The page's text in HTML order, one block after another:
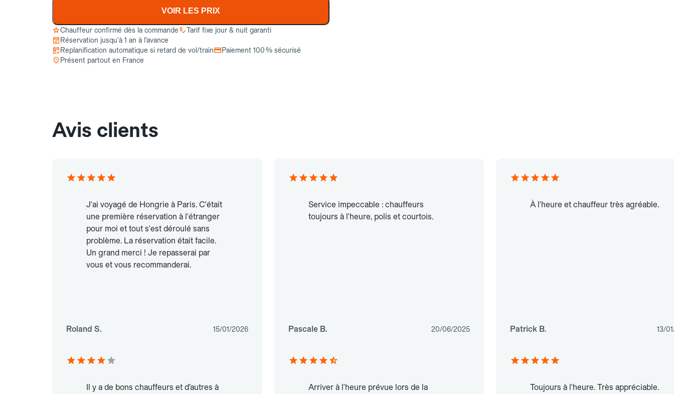
VOIR LES PRIX
Chauffeur confirmé dès la commande
Tarif fixe jour & nuit garanti
Réservation jusqu’à 1 an à l’avance
Replanification automatique si retard de vol/train
Paiement 100 % sécurisé
Présent partout en France
Avis clients
J'ai voyagé de Hongrie à Paris. C'était
une première réservation à l'étranger
pour moi et tout s'est déroulé sans
problème. La réservation était facile.
Un grand merci ! Je repasserai par
vous et vous recommanderai.
Roland S. 15/01/2026
Service impeccable : chauffeurs
toujours à l'heure, polis et courtois.
Pascale B. 20/06/2025
À l'heure et chauffeur très agréable.
Patrick B. 13/
Il y a de bons chauffeurs et d’autres à
Arriver à l'heure prévue lors de la
Toujours à l'heure. Très appréciable.